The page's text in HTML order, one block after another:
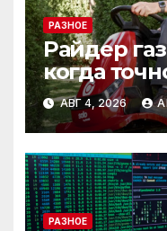
РАЗНОЕ
Райдер
когда
скорости
АВГ 4, 2026
РАЗНОЕ